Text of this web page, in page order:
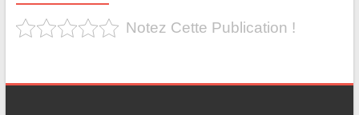
Notez Cette Publication !